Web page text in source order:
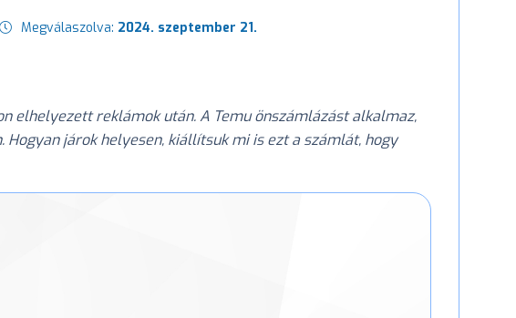
Megválaszolva: 2024. szeptember 21.
elhelyezett reklámok után. A Temu önszámlázást alkalmaz,
járok helyesen, kiállítsuk mi is ezt a számlát, hogy